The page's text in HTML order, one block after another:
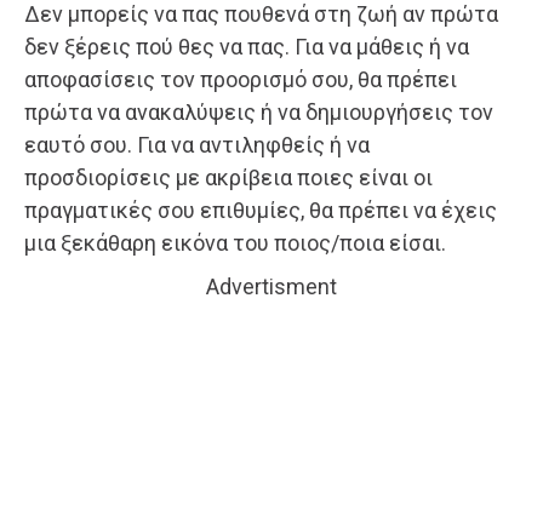
Δεν μπορείς να πας πουθενά στη ζωή αν πρώτα
δεν ξέρεις πού θες να πας. Για να μάθεις ή να
αποφασίσεις τον προορισμό σου, θα πρέπει
πρώτα να ανακαλύψεις ή να δημιουργήσεις τον
εαυτό σου. Για να αντιληφθείς ή να
προσδιορίσεις με ακρίβεια ποιες είναι οι
πραγματικές σου επιθυμίες, θα πρέπει να έχεις
μια ξεκάθαρη εικόνα του ποιος/ποια είσαι.
Advertisment